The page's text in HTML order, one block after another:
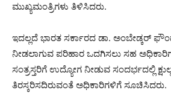
ಮುಖ್ಯಮಂತ್ರಿಗಳು ತಿಳಿಸಿದರು.
ಇದಲ್ಲದೆ ಭಾರತ ಸರ್ಕಾರದ ಡಾ. ಅಂಬೇಡ್ಕರ್
ನೀಡಲಾಗುವ ಪರಿಹಾರ ಒದಗಿಸಲು ಸಹ
ಸಂತ್ರಸ್ತರಿಗೆ ಉದ್ಯೋಗ ನೀಡುವ ಸಂದರ್ಭದಲ್ಲಿ
ತಿರಸ್ಕರಿಸದಿರುವಂತೆ ಅಧಿಕಾರಿಗಳಿಗೆ ಸೂಚಿಸಿದರು.